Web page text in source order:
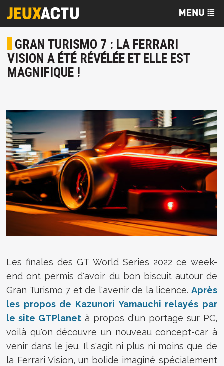
GRAN TURISMO 7 : LA FERRARI
VISION A ÉTÉ RÉVÉLÉE ET ELLE EST
MAGNIFIQUE !
Les finales des GT World Series 2022 ce week-
end ont permis d'avoir du bon biscuit autour de
Gran Turismo 7 et de l'avenir de la licence. Après
les propos de Kazunori Yamauchi relayés par
le site GTPlanet à propos d'un portage sur PC,
voilà qu'on découvre un nouveau concept-car à
venir dans le jeu. Il s'agit ni plus ni moins que de
la Ferrari Vision, un bolide imaginé spécialement